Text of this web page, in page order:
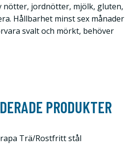
nötter, jordnötter, mjölk, gluten,
Hållbarhet minst sex månader
svalt och mörkt, behöver
PRODUKTER